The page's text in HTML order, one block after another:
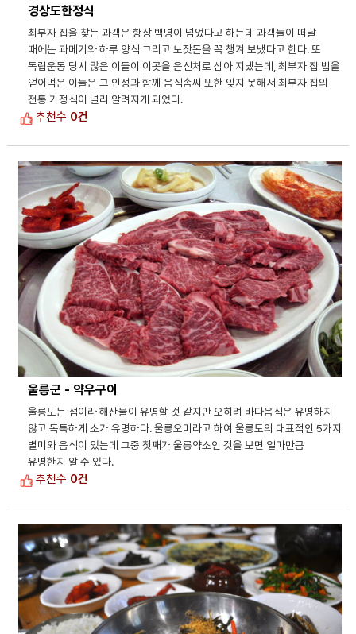
경상도한정식
최부자 집을 찾는 과객은 항상 백명이 넘었다고 하는데 과객들이 떠날
때에는 과메기와 하루 양식 그리고 노잣돈을 꼭 챙겨 보냈다고 한다. 또
독립운동 당시 많은 이들이 이곳을 은신처로 삼아 지냈는데, 최부자 집 밥을
얻어먹은 이들은 그 인정과 함께 음식솜씨 또한 잊지 못해서 최부자 집의
전통 가정식이 널리 알려지게 되었다.
추천수 0건
울릉군 - 약우구이
울릉도는 섬이라 해산물이 유명할 것 같지만 오히려 바다음식은 유명하지
않고 독특하게 소가 유명하다. 울릉오미라고 하여 울릉도의 대표적인 5가지
별미와 음식이 있는데 그중 첫째가 울릉약소인 것을 보면 얼마만큼
유명한지 알 수 있다.
추천수 0건